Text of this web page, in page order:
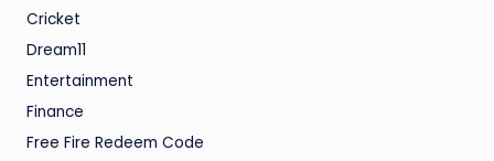
Cricket
Dream11
Entertainment
Finance
Free Fire Redeem Code